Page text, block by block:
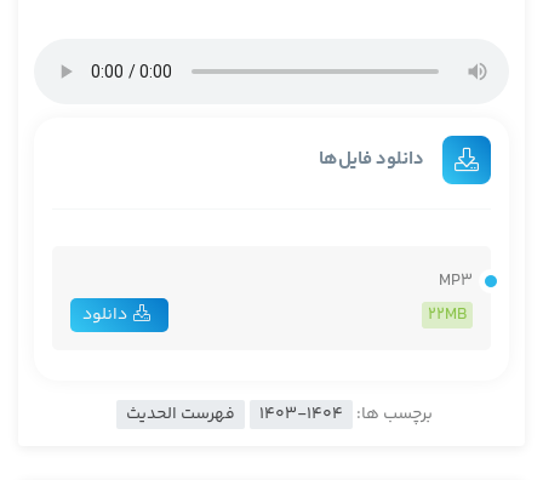
دانلود فایل‌ها
MP3
22MB
دانلود
برچسب ها: 1403-1404 فهرست الحدیث